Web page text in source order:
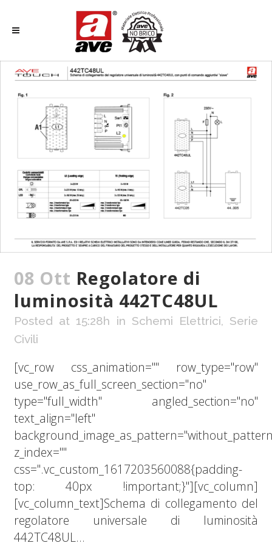
08 Ott Regolatore di
luminosità 442TC48UL
Posted at 15:28h in Schemi Elettrici, Serie
Civili
[vc_row css_animation="" row_type="row"
use_row_as_full_screen_section="no"
type="full_width" angled_section="no"
text_align="left"
z_index=""
css=".vc_custom_1617203560088{padding-
top: 40px !important;}"][vc_column]
[vc_column_text]Schema di collegamento del
regolatore universale di luminosità
442TC48UL...